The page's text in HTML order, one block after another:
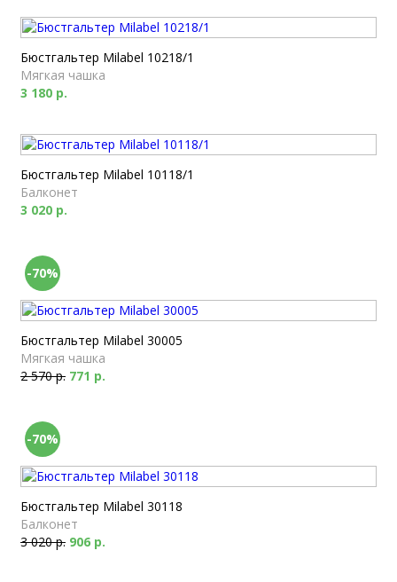
Бюстгальтер Milabel 10218/1
Мягкая чашка
3 180 р.
Бюстгальтер Milabel 10118/1
Балконет
3 020 р.
-70%
Бюстгальтер Milabel 30005
Мягкая чашка
2 570 р. 771 р.
-70%
Бюстгальтер Milabel 30118
Балконет
3 020 р. 906 р.